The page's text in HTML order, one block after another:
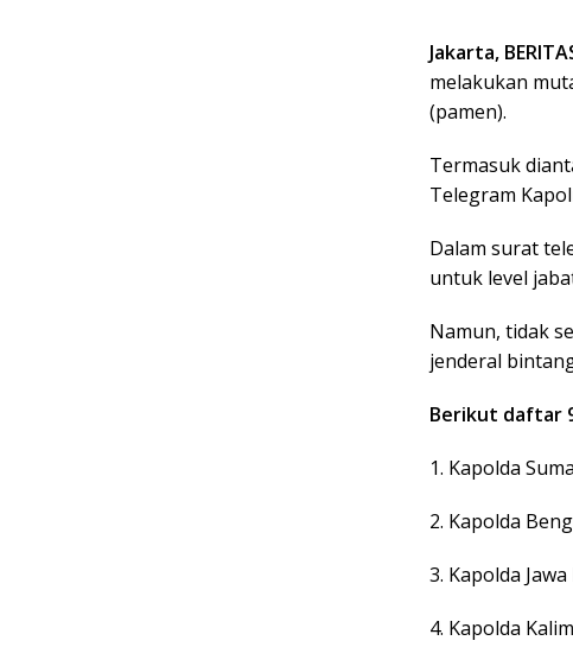
Jakarta,
melakukan
(pamen).
Termasuk
Telegram
Dalam surat
untuk level
Namun, tidak
jenderal
Berikut daftar
1. Kapolda
2. Kapolda
3. Kapolda
4. Kapolda